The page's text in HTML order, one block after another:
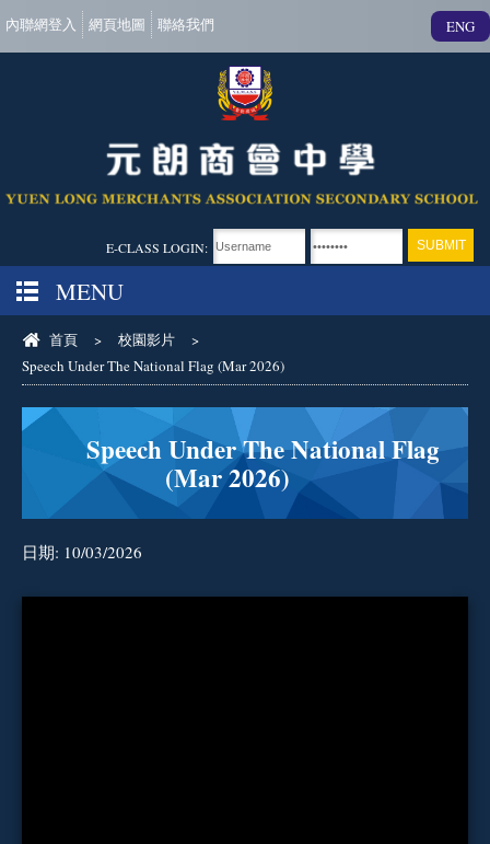
內聯網登入 網頁地圖 聯絡我們 ENG
E-CLASS LOGIN:
MENU
首頁 > 校園影片
>
Speech Under The National Flag (Mar 2026)
Speech Under The National Flag
(Mar 2026)
日期: 10/03/2026